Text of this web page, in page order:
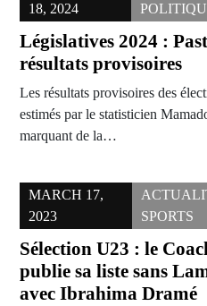
18, 2024
Législatives 2024 :
résultats provisoires
Les résultats provisoires des
estimés par le statisticien
marquant de la…
MARCH 17,
2023
SPORTS
Sélection U23 : le
publie sa liste sans
avec Ibrahima Dramé